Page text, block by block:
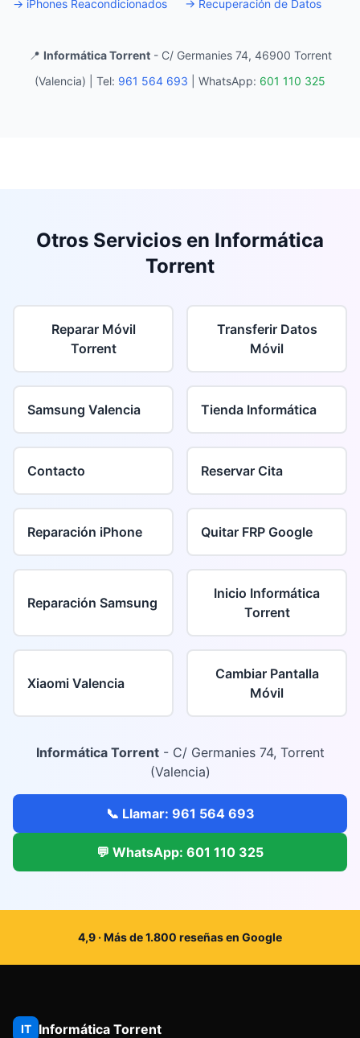
→ iPhones Reacondicionados → Recuperación de Datos
📍 Informática Torrent- C/ Germanies 74, 46900 Torrent
(Valencia) |
Tel: 961 564 693 WhatsApp: 601 110 325
Otros Servicios en Informática
Torrent
Reparar Móvil
Torrent
Transferir Datos
Móvil
Samsung Valencia Tienda Informática
Contacto Reservar Cita
Reparación iPhone Quitar FRP Google
Reparación Samsung
Inicio Informática
Torrent
Xiaomi Valencia
Cambiar Pantalla
Móvil
Informática Torrent- C/ Germanies 74, Torrent
(Valencia)
📞 Llamar: 961 564 693
💬 WhatsApp: 601 110 325
4,9 · Más de 1.800 reseñas en Google
IT Informática Torrent